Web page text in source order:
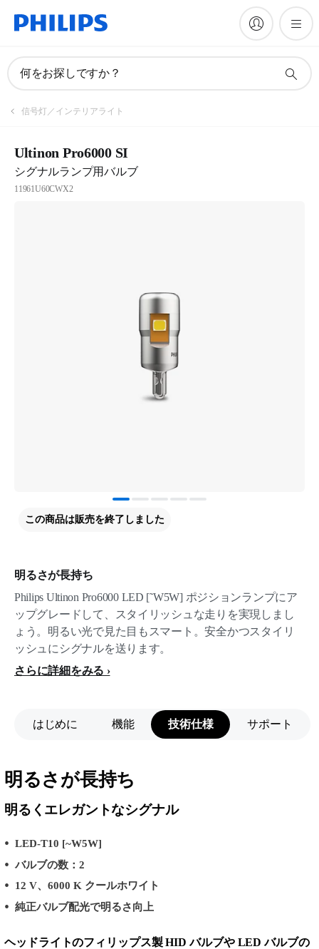
何をお探しですか？
信号灯／インテリアライト
Ultinon Pro6000 SI
シグナルランプ用バルブ
11961U60CWX2
明るさが長持ち
Philips Ultinon Pro6000 LED [˜W5W] ポジションランプにア
ップグレードして、スタイリッシュな走りを実現しまし
ょう。明るい光で見た目もスマート。安全かつスタイリ
ッシュにシグナルを送ります。
さらに詳細をみる
この商品は販売を終了しました
はじめに 機能 技術仕様 サポート
明るさが長持ち
明るくエレガントなシグナル
LED-T10 [~W5W]
バルブの数：2
12 V、6000 K クールホワイト
純正バルブ配光で明るさ向上
ヘッドライトのフィリップス製 HID バルブや LED バルブの